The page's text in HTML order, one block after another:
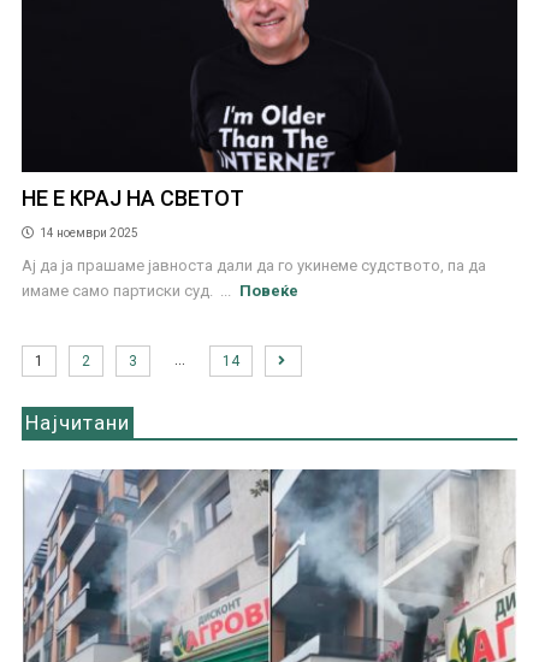
НЕ Е КРАЈ НА СВЕТОТ
14 ноември 2025
Ај да ја прашаме јавноста дали да го укинеме судството, па да
имаме само партиски суд. ...
Повеќе
1 2 3 14
Најчитани